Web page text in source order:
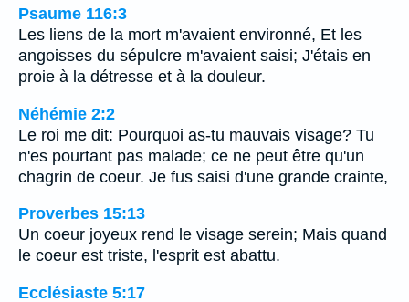
Psaume 116:3
Les liens de la mort m'avaient environné, Et les
angoisses du sépulcre m'avaient saisi; J'étais en
proie à la détresse et à la douleur.
Néhémie 2:2
Le roi me dit: Pourquoi as-tu mauvais visage? Tu
n'es pourtant pas malade; ce ne peut être qu'un
chagrin de coeur. Je fus saisi d'une grande crainte,
Proverbes 15:13
Un coeur joyeux rend le visage serein; Mais quand
le coeur est triste, l'esprit est abattu.
Ecclésiaste 5:17